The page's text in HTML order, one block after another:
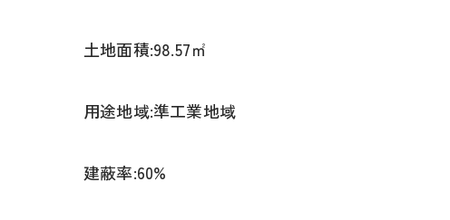
土地面積:98.57㎡
用途地域:準工業地域
建蔽率:60%